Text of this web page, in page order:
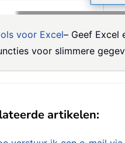
voor Excel– Geef Excel
voor slimmere
artikelen: